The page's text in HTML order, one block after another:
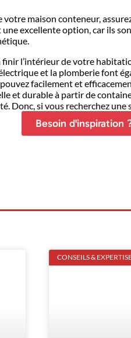
maison conteneur,
une excellente option, car ils
l’intérieur de votre
et la plomberie font
facilement et
et durable à partir de
Donc, si vous recherchez
Besoin d'inspiration
CONSEILS &